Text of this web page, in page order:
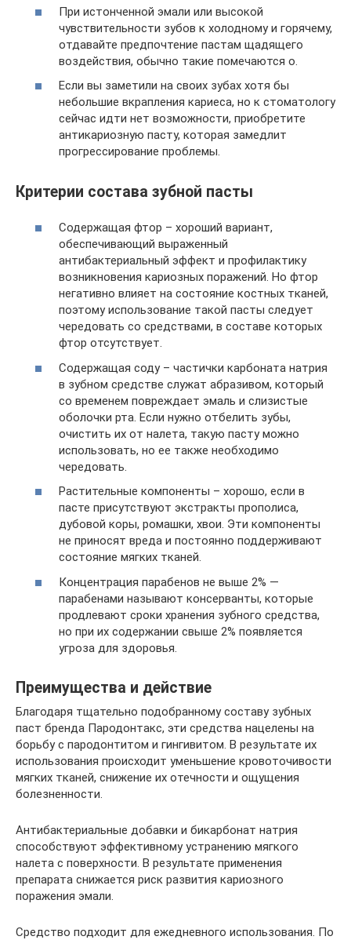
При истонченной эмали или высокой
чувствительности зубов к холодному и горячему,
отдавайте предпочтение пастам щадящего
воздействия, обычно такие помечаются о.
Если вы заметили на своих зубах хотя бы
небольшие вкрапления кариеса, но к стоматологу
сейчас идти нет возможности, приобретите
антикариозную пасту, которая замедлит
прогрессирование проблемы.
Критерии состава зубной пасты
Содержащая фтор – хороший вариант,
обеспечивающий выраженный
антибактериальный эффект и профилактику
возникновения кариозных поражений. Но фтор
негативно влияет на состояние костных тканей,
поэтому использование такой пасты следует
чередовать со средствами, в составе которых
фтор отсутствует.
Содержащая соду – частички карбоната натрия
в зубном средстве служат абразивом, который
со временем повреждает эмаль и слизистые
оболочки рта. Если нужно отбелить зубы,
очистить их от налета, такую пасту можно
использовать, но ее также необходимо
чередовать.
Растительные компоненты – хорошо, если в
пасте присутствуют экстракты прополиса,
дубовой коры, ромашки, хвои. Эти компоненты
не приносят вреда и постоянно поддерживают
состояние мягких тканей.
Концентрация парабенов не выше 2% —
парабенами называют консерванты, которые
продлевают сроки хранения зубного средства,
но при их содержании свыше 2% появляется
угроза для здоровья.
Преимущества и действие
Благодаря тщательно подобранному составу зубных
паст бренда Пародонтакс, эти средства нацелены на
борьбу с пародонтитом и гингивитом. В результате их
использования происходит уменьшение кровоточивости
мягких тканей, снижение их отечности и ощущения
болезненности.
Антибактериальные добавки и бикарбонат натрия
способствуют эффективному устранению мягкого
налета с поверхности. В результате применения
препарата снижается риск развития кариозного
поражения эмали.
Средство подходит для ежедневного использования. По